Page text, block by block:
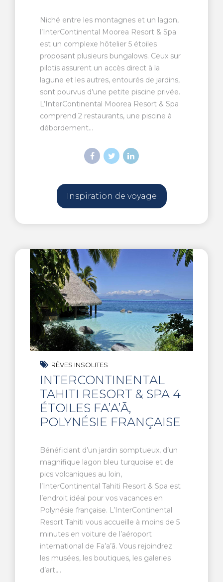
Niché entre les montagnes et un lagon,
l’InterContinental Moorea Resort & Spa
est un complexe hôtelier 5 étoiles
proposant plusieurs bungalows. Ceux sur
pilotis assurent un accès direct à la
lagune et les autres, entourés de jardins,
sont pourvus d’une petite piscine privée.
L’InterContinental Moorea Resort & Spa
comprend 2 restaurants, une piscine à
débordement...
Inspiration de voyage
RÊVES INSOLITES
INTERCONTINENTAL
TAHITI RESORT & SPA 4
ÉTOILES FA’A’Ā,
POLYNÉSIE FRANÇAISE
Bénéficiant d’un jardin somptueux, d’un
magnifique lagon bleu turquoise et de
pics volcaniques au loin,
l’InterContinental Tahiti Resort & Spa est
l’endroit idéal pour vos vacances en
Polynésie française. L’InterContinental
Resort Tahiti vous accueille à moins de 5
minutes en voiture de l’aéroport
international de Fa’a’ā. Vous rejoindrez
les musées, les boutiques, les galeries
d’art,...